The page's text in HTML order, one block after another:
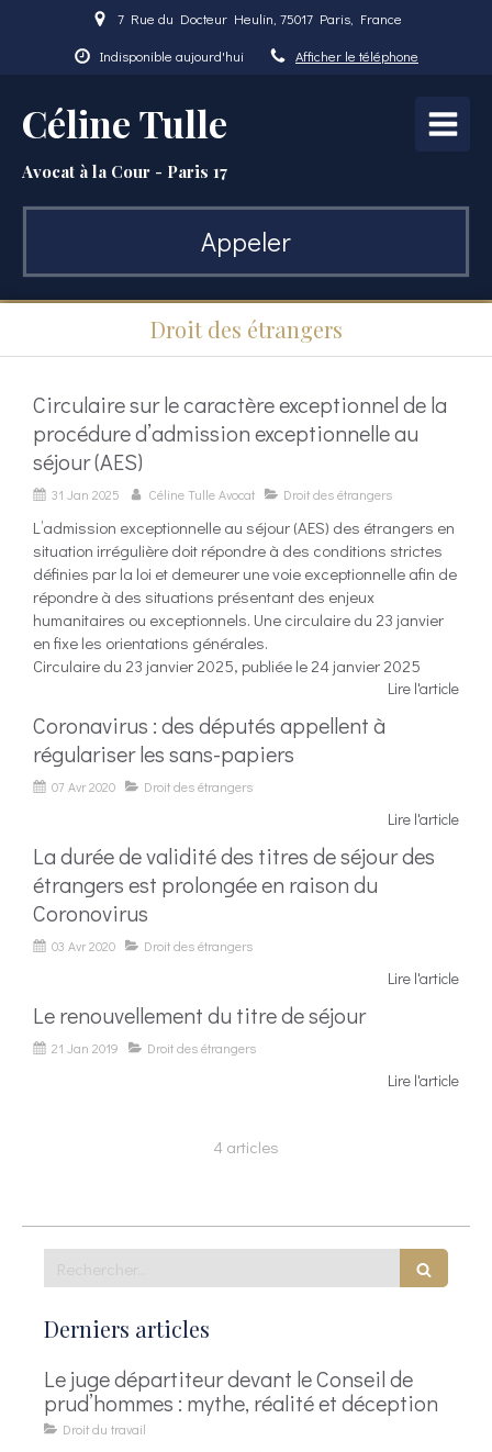
7 Rue du Docteur Heulin, 75017 Paris, France
Indisponible aujourd'hui Afficher le téléphone
Céline Tulle
Avocat à la Cour - Paris 17
Appeler
Droit des étrangers
Circulaire sur le caractère exceptionnel de la
procédure d’admission exceptionnelle au
séjour (AES)
31 Jan 2025 Céline Tulle Avocat Droit des étrangers
L’admission exceptionnelle au séjour (AES) des étrangers en
situation irrégulière doit répondre à des conditions strictes
définies par la loi et demeurer une voie exceptionnelle afin de
répondre à des situations présentant des enjeux
humanitaires ou exceptionnels. Une circulaire du 23 janvier
en fixe les orientations générales.
Circulaire du 23 janvier 2025, publiée le 24 janvier 2025
Lire l'article
Coronavirus : des députés appellent à
régulariser les sans-papiers
07 Avr 2020 Droit des étrangers
Lire l'article
La durée de validité des titres de séjour des
étrangers est prolongée en raison du
Coronovirus
03 Avr 2020 Droit des étrangers
Lire l'article
Le renouvellement du titre de séjour
21 Jan 2019 Droit des étrangers
Lire l'article
4 articles
Derniers articles
Le juge départiteur devant le Conseil de
prud’hommes : mythe, réalité et déception
Droit du travail